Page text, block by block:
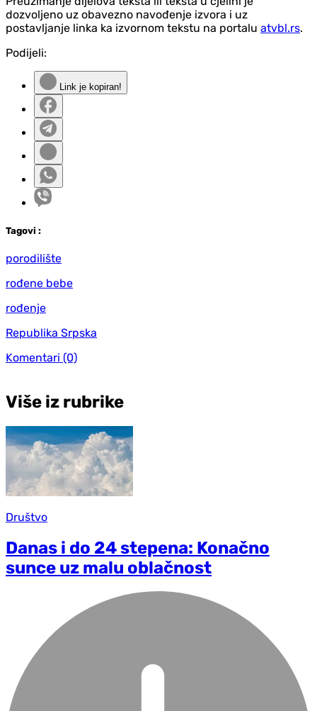
dozvoljeno uz obavezno navođenje izvora i uz
postavljanje linka ka izvornom tekstu na portalu atvbl.rs.
Podijeli:
Link je kopiran!
Tagovi :
porodilište
rođene bebe
rođenje
Republika Srpska
Komentari (0)
Više iz rubrike
Društvo
Danas i do 24 stepena: Konačno
sunce uz malu oblačnost